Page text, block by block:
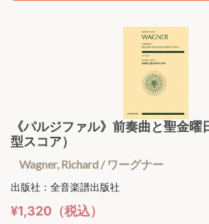
《パルジファル》前奏曲と聖金
型スコア）
Wagner, Richard / ワーグナー
出版社：全音楽譜出版社
¥1,320（税込）